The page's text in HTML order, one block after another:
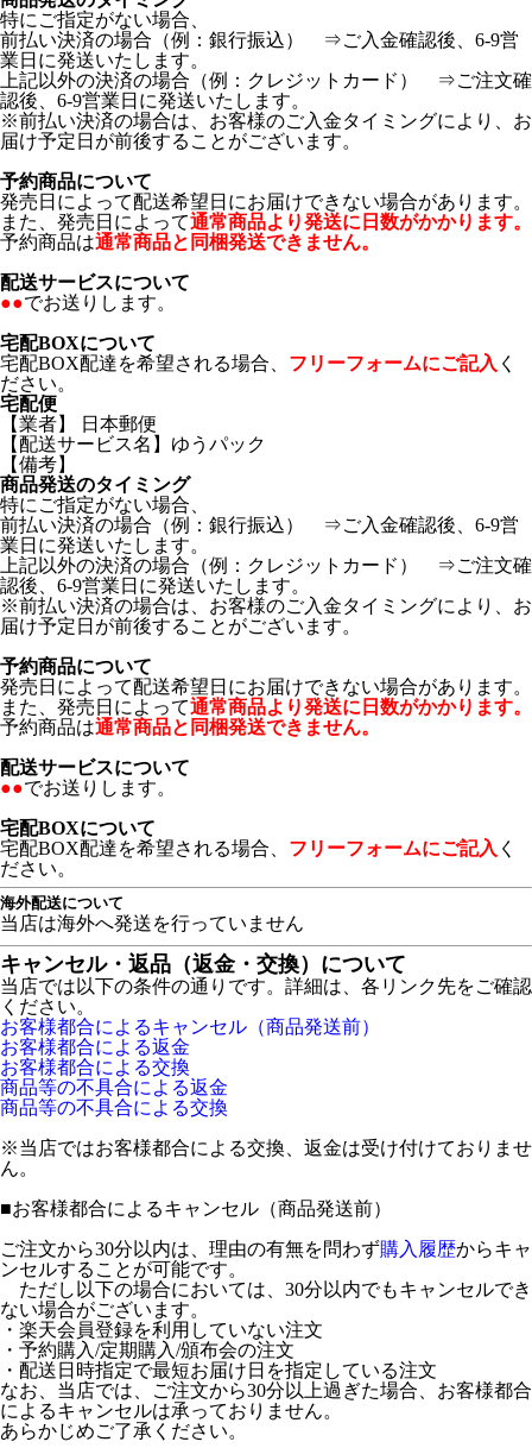
特にご指定がない場合、
前払い決済の場合（例：銀行振込） ⇒ご入金確認後、6-9営
業日に発送いたします。
上記以外の決済の場合（例：クレジットカード） ⇒ご注文確
認後、6-9営業日に発送いたします。
※前払い決済の場合は、お客様のご入金タイミングにより、お
届け予定日が前後することがございます。
予約商品について
発売日によって配送希望日にお届けできない場合があります。
また、発売日によって通常商品より発送に日数がかかります。
予約商品は通常商品と同梱発送できません。
配送サービスについて
●●でお送りします。
宅配BOXについて
宅配BOX配達を希望される場合、 フリーフォームにご記入 く
ださい。
宅配便
【業者】 日本郵便
【配送サービス名】ゆうパック
【備考】
商品発送のタイミング
特にご指定がない場合、
前払い決済の場合（例：銀行振込） ⇒ご入金確認後、6-9営
業日に発送いたします。
上記以外の決済の場合（例：クレジットカード） ⇒ご注文確
認後、6-9営業日に発送いたします。
※前払い決済の場合は、お客様のご入金タイミングにより、お
届け予定日が前後することがございます。
予約商品について
発売日によって配送希望日にお届けできない場合があります。
また、発売日によって通常商品より発送に日数がかかります。
予約商品は通常商品と同梱発送できません。
配送サービスについて
●●でお送りします。
宅配BOXについて
宅配BOX配達を希望される場合、 フリーフォームにご記入 く
ださい。
海外配送について
当店は海外へ発送を行っていません
キャンセル・返品（返金・交換）について
当店では以下の条件の通りです。詳細は、各リンク先をご確認
ください。
お客様都合によるキャンセル（商品発送前）
お客様都合による返金
お客様都合による交換
商品等の不具合による返金
商品等の不具合による交換
※当店ではお客様都合による交換、返金は受け付けておりませ
ん。
■お客様都合によるキャンセル（商品発送前）
ご注文から30分以内は、理由の有無を問わず購入履歴からキャ
ンセルすることが可能です。
ただし以下の場合においては、30分以内でもキャンセルでき
ない場合がございます。
・楽天会員登録を利用していない注文
・予約購入/定期購入/頒布会の注文
・配送日時指定で最短お届け日を指定している注文
なお、当店では、ご注文から30分以上過ぎた場合、お客様都合
によるキャンセルは承っておりません。
あらかじめご了承ください。